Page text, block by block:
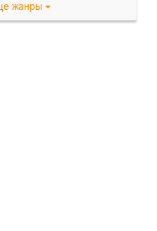
жанры